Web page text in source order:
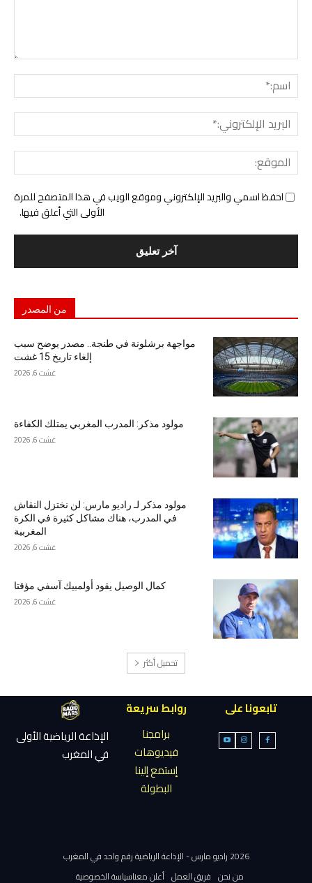
احفظ اسمي والبريد الإلكتروني وموقع الويب في هذا المتصفح للمرة
الأولى التي أعلق فيها.
من المصدر
مواجهة برشلونة في طنجة.. مصدر يوضح سبب
إلغاء تاريخ 15 غشت
غشت 6, 2026
مولود مذكر: المدرب المغربي يمتلك الكفاءة
غشت 6, 2026
مولود مذكر لـ راديو مارس: لن نختزل النقاش
في المدرب، هناك مشاكل كثيرة في الكرة
المغربية
غشت 6, 2026
كمال الوصيل يقود أولمبيك آسفي مؤقتا
غشت 6, 2026
تحميل أكثر
تابعونا على
روابط سريعة
برامجنا
فيديوهات
إستمع إلينا
البطولة
الإذاعة الرياضية الأولى
في المغرب
2026 راديو مارس - الإذاعة الرياضية رقم واحد في المغرب
من نحن فريق العمل أعلن معناسياسة الخصوصية